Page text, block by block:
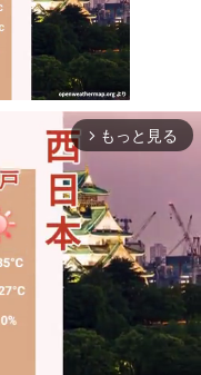
Mute
arrow_forward_ios もっと見る